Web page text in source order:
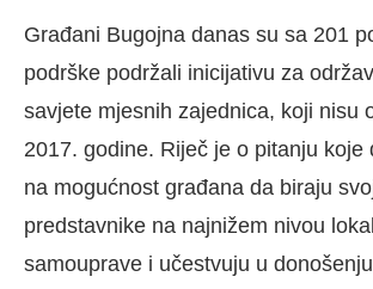
Građani Bugojna danas su sa 201
podrške podržali inicijativu za
savjete mjesnih zajednica, koji nisu
2017. godine. Riječ je o pitanju koje
na mogućnost građana da biraju
predstavnike na najnižem nivou
samouprave i učestvuju u